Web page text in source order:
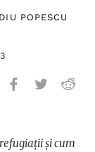
POPESCU
și cum